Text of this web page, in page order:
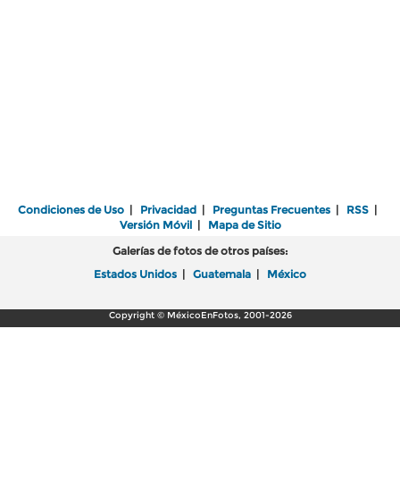
Condiciones de Uso | Privacidad | Preguntas Frecuentes | RSS |
Versión Móvil| Mapa de Sitio
Galerías de fotos de otros países:
Estados Unidos | Guatemala | México
Copyright © MéxicoEnFotos, 2001-2026